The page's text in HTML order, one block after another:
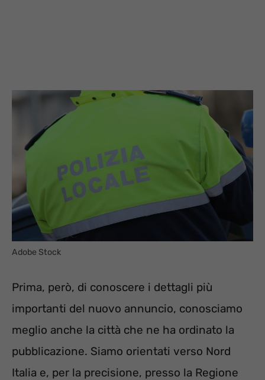
Adobe Stock
Prima, però, di conoscere i dettagli più
importanti del nuovo annuncio, conosciamo
meglio anche la città che ne ha ordinato la
pubblicazione. Siamo orientati verso Nord
Italia e, per la precisione, presso la Regione